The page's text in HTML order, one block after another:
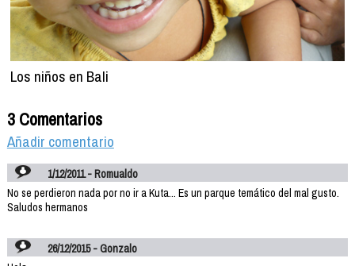
Los niños en Bali
3 Comentarios
Añadir comentario
1/12/2011 - Romualdo
No se perdieron nada por no ir a Kuta... Es un parque temático del mal gusto.
Saludos hermanos
26/12/2015 - Gonzalo